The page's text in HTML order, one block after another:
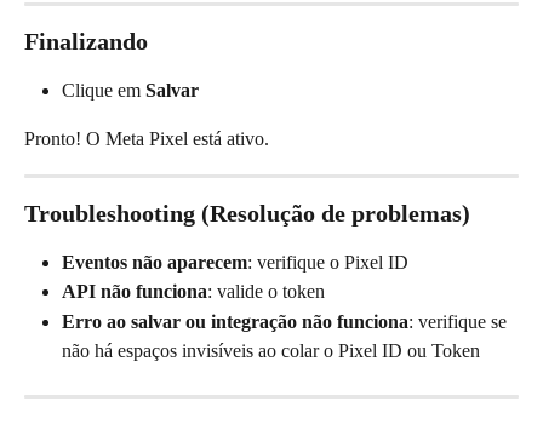
Finalizando
Clique em Salvar
Pronto! O Meta Pixel está ativo.
Troubleshooting (Resolução de problemas)
Eventos não aparecem: verifique o Pixel ID
API não funciona: valide o token
Erro ao salvar ou integração não funciona: verifique se
não há espaços invisíveis ao colar o Pixel ID ou Token